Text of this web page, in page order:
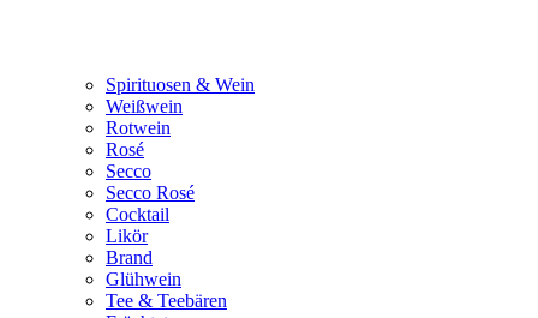
Spirituosen & Wein
Weißwein
Rotwein
Rosé
Secco
Secco Rosé
Cocktail
Likör
Brand
Glühwein
Tee & Teebären